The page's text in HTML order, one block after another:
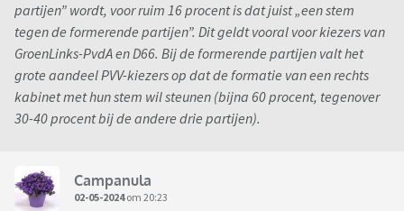
partijen” wordt, voor ruim 16 procent is dat juist „een stem
tegen de formerende partijen”. Dit geldt vooral voor kiezers van
GroenLinks-PvdA en D66. Bij de formerende partijen valt het
grote aandeel PVV-kiezers op dat de formatie van een rechts
kabinet met hun stem wil steunen (bijna 60 procent, tegenover
30-40 procent bij de andere drie partijen).
Campanula
02-05-2024om 20:23